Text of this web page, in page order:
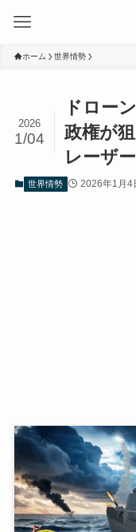
ホーム 世界情勢
ドロー
政権が
レーザ
2026
1/04
世界情勢 2026年1月4